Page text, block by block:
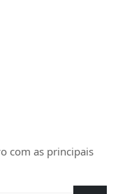
com as principais